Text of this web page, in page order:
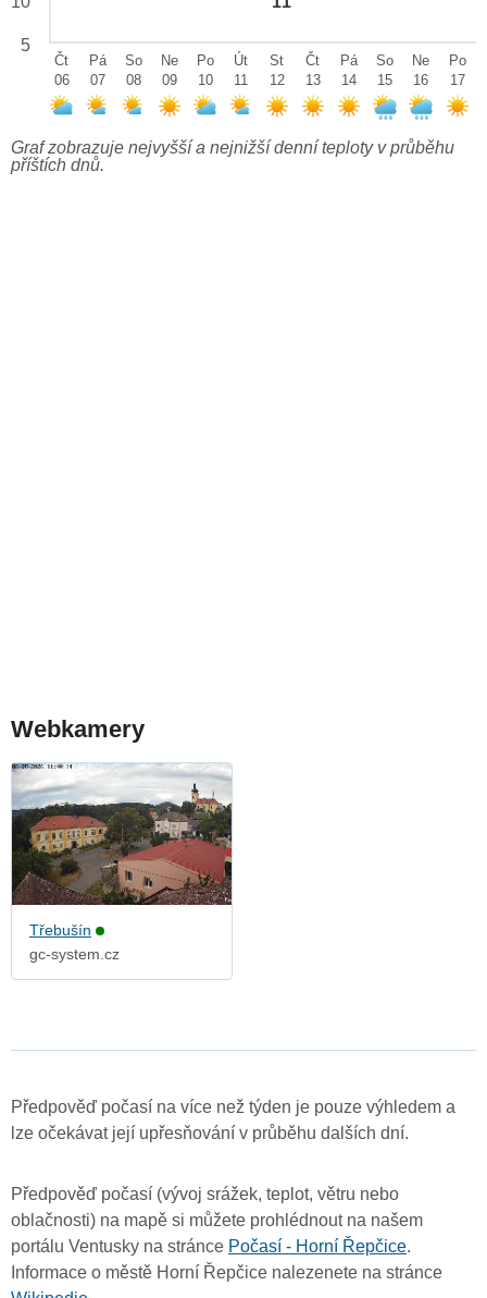
5
Čt
06
Pá
07
So
08
Ne
09
Po
10
Út
11
St
12
Čt
13
Pá
14
So
15
Ne
16
Po
17
Graf zobrazuje nejvyšší a nejnižší denní teploty v průběhu
příštích dnů.
Webkamery
Třebušín
gc-system.cz
Předpověď počasí na více než týden je pouze výhledem a
lze očekávat její upřesňování v průběhu dalších dní.
Předpověď počasí (vývoj srážek, teplot, větru nebo
oblačnosti) na mapě si můžete prohlédnout na našem
portálu Ventusky na stránce Počasí - Horní Řepčice.
Informace o městě Horní Řepčice nalezenete na stránce